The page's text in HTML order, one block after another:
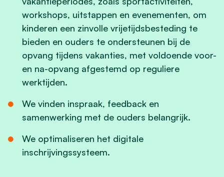
workshops, uitstappen en evenementen, om
kinderen een zinvolle vrijetijdsbesteding te
bieden en ouders te ondersteunen bij de
opvang tijdens vakanties, met voldoende voor-
en na-opvang afgestemd op reguliere
werktijden.
We vinden inspraak, feedback en
samenwerking met de ouders belangrijk.
We optimaliseren het digitale
inschrijvingssysteem.